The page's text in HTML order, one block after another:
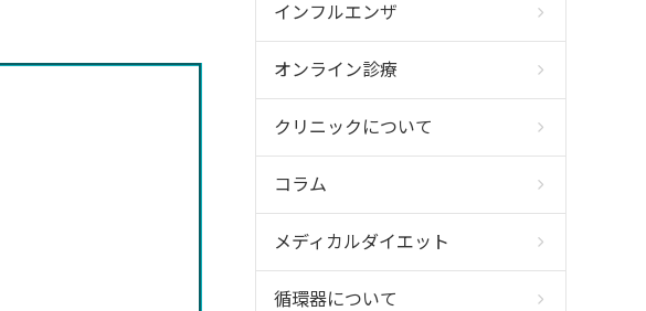
インフルエンザ
オンライン診療
クリニックについて
コラム
メディカルダイエット
循環器について